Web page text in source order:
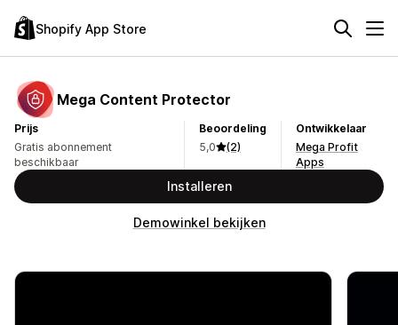
Shopify App Store
Mega Content Protector
Prijs
Gratis abonnement
beschikbaar
Beoordeling
5,0
(2)
Ontwikkelaar
Mega Profit
Apps
Installeren
Demowinkel bekijken